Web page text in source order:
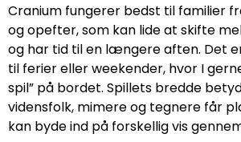
Cranium fungerer bedst til familier
og opefter, som kan lide at skifte
og har tid til en længere aften. Det
til ferier eller weekender, hvor I
spil” på bordet. Spillets bredde
vidensfolk, mimere og tegnere får
kan byde ind på forskellig vis